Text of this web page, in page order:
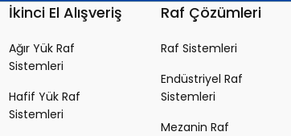
İkinci El Alışveriş
Ağır Yük Raf
Sistemleri
Hafif Yük Raf
Sistemleri
Raf Çözümleri
Raf Sistemleri
Endüstriyel Raf
Sistemleri
Mezanin Raf